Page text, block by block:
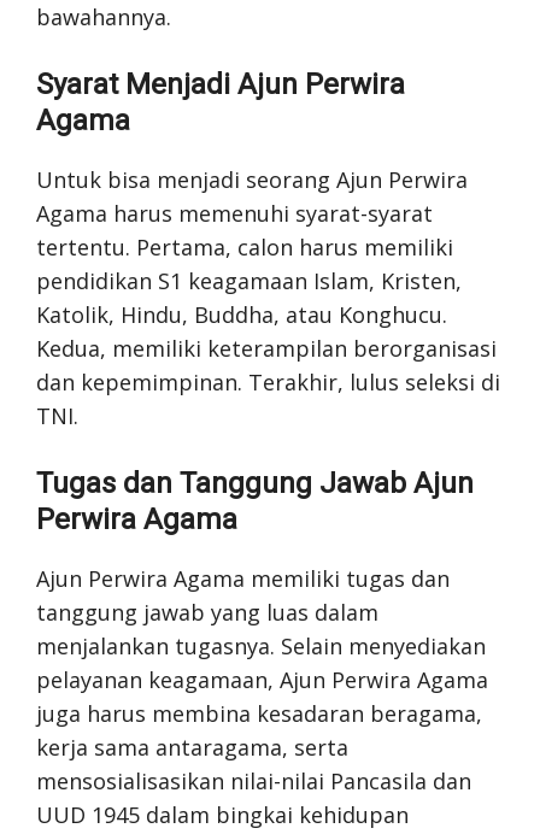
bawahannya.
Syarat Menjadi Ajun Perwira
Agama
Untuk bisa menjadi seorang Ajun Perwira
Agama harus memenuhi syarat-syarat
tertentu. Pertama, calon harus memiliki
pendidikan S1 keagamaan Islam, Kristen,
Katolik, Hindu, Buddha, atau Konghucu.
Kedua, memiliki keterampilan berorganisasi
dan kepemimpinan. Terakhir, lulus seleksi di
TNI.
Tugas dan Tanggung Jawab Ajun
Perwira Agama
Ajun Perwira Agama memiliki tugas dan
tanggung jawab yang luas dalam
menjalankan tugasnya. Selain menyediakan
pelayanan keagamaan, Ajun Perwira Agama
juga harus membina kesadaran beragama,
kerja sama antaragama, serta
mensosialisasikan nilai-nilai Pancasila dan
UUD 1945 dalam bingkai kehidupan